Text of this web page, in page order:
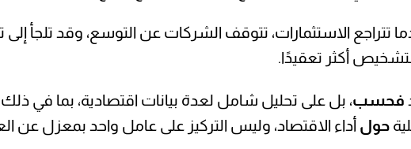
تتراجع الاستثمارات، تتوقف الشركات عن التوسع، وقد تلجأ
أكثر تعقيدًا.
فحسب، بل على تحليل شامل لعدة بيانات اقتصادية، بما في ذلك
حول أداء الاقتصاد، وليس التركيز على عامل واحد بمعزل عن